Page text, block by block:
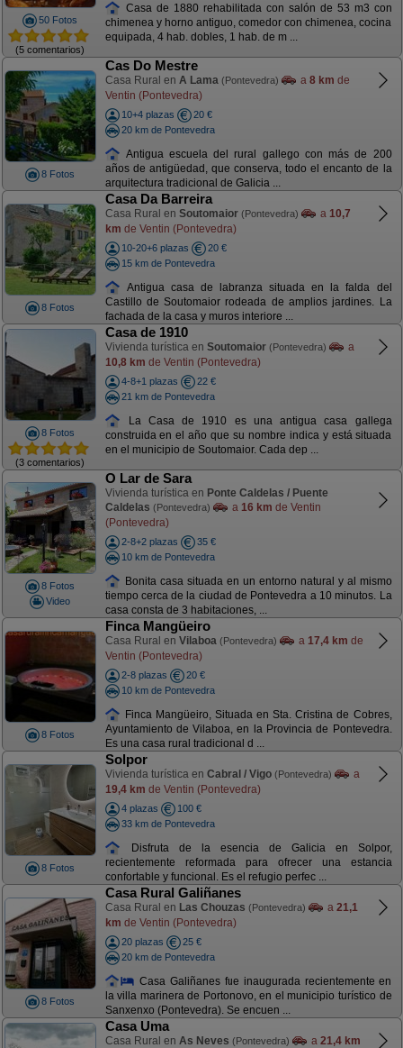
50 Fotos
(5 comentarios)
Casa de 1880 rehabilitada con salón de 53 m3 con
chimenea y horno antiguo, comedor con chimenea, cocina
equipada, 4 hab. dobles, 1 hab. de m ...
8 Fotos
Cas Do Mestre
Casa Rural en A Lama (Pontevedra) a 8 km de
Ventin (Pontevedra)
10+4 plazas
20 €
20 km de Pontevedra
Antigua escuela del rural gallego con más de 200
años de antigüedad, que conserva, todo el encanto de la
arquitectura tradicional de Galicia ...
8 Fotos
Casa Da Barreira
Casa Rural en Soutomaior (Pontevedra) a 10,7
km de Ventin (Pontevedra)
10-20+6 plazas
20 €
15 km de Pontevedra
Antigua casa de labranza situada en la falda del
Castillo de Soutomaior rodeada de amplios jardines. La
fachada de la casa y muros interiore ...
8 Fotos
(3 comentarios)
Casa de 1910
Vivienda turística en Soutomaior (Pontevedra)
a
10,8 km de Ventin (Pontevedra)
4-8+1 plazas
22 €
21 km de Pontevedra
La Casa de 1910 es una antigua casa gallega
construida en el año que su nombre indica y está situada
en el municipio de Soutomaior. Cada dep ...
8 Fotos
Video
O Lar de Sara
Vivienda turística en Ponte Caldelas / Puente
Caldelas (Pontevedra) a 16 km de Ventin
(Pontevedra)
2-8+2 plazas
35 €
10 km de Pontevedra
Bonita casa situada en un entorno natural y al mismo
tiempo cerca de la ciudad de Pontevedra a 10 minutos. La
casa consta de 3 habitaciones, ...
8 Fotos
Finca Mangüeiro
Casa Rural en Vilaboa (Pontevedra) a 17,4 km de
Ventin (Pontevedra)
2-8 plazas
20 €
10 km de Pontevedra
Finca Mangüeiro, Situada en Sta. Cristina de Cobres,
Ayuntamiento de Vilaboa, en la Provincia de Pontevedra.
Es una casa rural tradicional d ...
8 Fotos
Solpor
Vivienda turística en Cabral / Vigo (Pontevedra)
a
19,4 km de Ventin (Pontevedra)
4 plazas
100 €
33 km de Pontevedra
Disfruta de la esencia de Galicia en Solpor,
recientemente reformada para ofrecer una estancia
confortable y funcional. Es el refugio perfec ...
8 Fotos
Casa Rural Galiñanes
Casa Rural en Las Chouzas (Pontevedra) a 21,1
km de Ventin (Pontevedra)
20 plazas
25 €
20 km de Pontevedra
Casa Galiñanes fue inaugurada recientemente en
la villa marinera de Portonovo, en el municipio turístico de
Sanxenxo (Pontevedra). Se encuen ...
Casa Uma
Casa Rural en As Neves (Pontevedra) a 21,4 km